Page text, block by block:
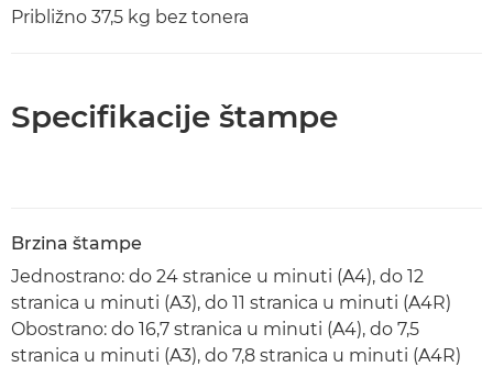
Približno 37,5 kg bez tonera
Specifikacije štampe
Brzina štampe
Jednostrano: do 24 stranice u minuti (A4), do 12
stranica u minuti (A3), do 11 stranica u minuti (A4R)
Obostrano: do 16,7 stranica u minuti (A4), do 7,5
stranica u minuti (A3), do 7,8 stranica u minuti (A4R)